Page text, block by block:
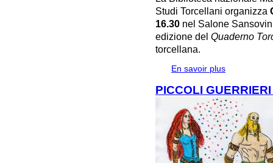
Studi Torcellani organizza
16.30 nel Salone
edizione delQuaderno
torcellana.
En savoir plus
PICCOLI